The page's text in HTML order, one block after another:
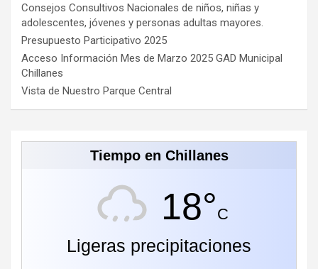
Consejos Consultivos Nacionales de niños, niñas y
adolescentes, jóvenes y personas adultas mayores.
Presupuesto Participativo 2025
Acceso Información Mes de Marzo 2025 GAD Municipal
Chillanes
Vista de Nuestro Parque Central
Tiempo en Chillanes
18°C
Ligeras precipitaciones